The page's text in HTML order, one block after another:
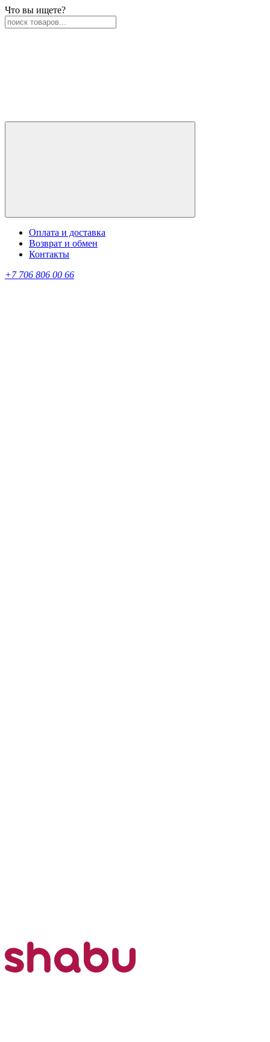
Что вы ищете?
Оплата и доставка
Возврат и обмен
Контакты
+7 706 806 00 66